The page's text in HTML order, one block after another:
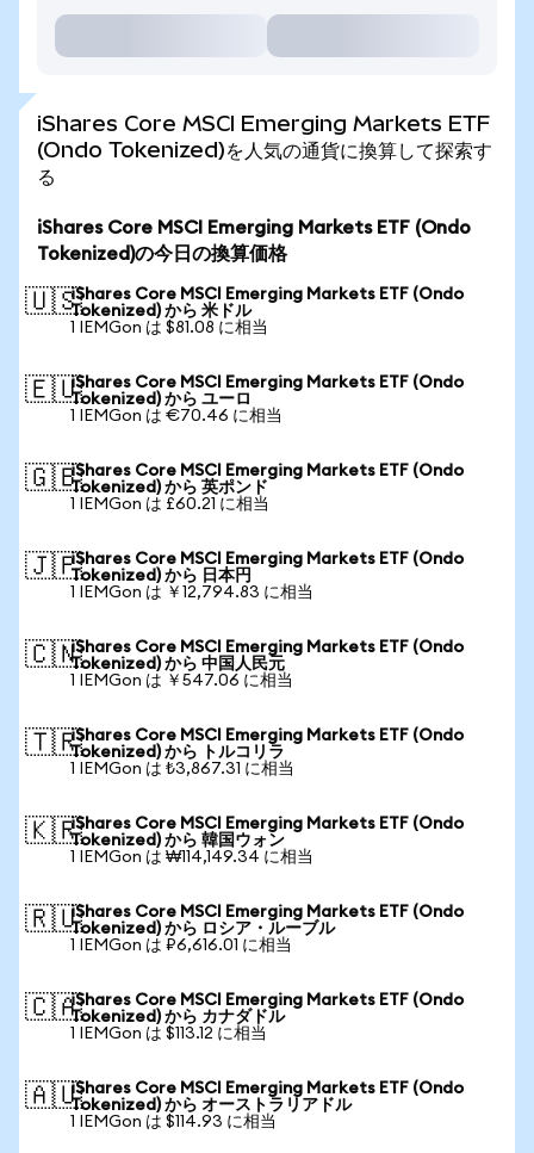
iShares Core MSCI Emerging Markets ETF
(Ondo Tokenized)を人気の通貨に換算して探索す
る
iShares Core MSCI Emerging Markets ETF (Ondo
Tokenized)の今日の換算価格
🇺🇸iShares Core MSCI Emerging Markets ETF (Ondo
Tokenized) から 米ドル
1 IEMGon は $81.08 に相当
🇪🇺iShares Core MSCI Emerging Markets ETF (Ondo
Tokenized) から ユーロ
1 IEMGon は €70.46 に相当
🇬🇧iShares Core MSCI Emerging Markets ETF (Ondo
Tokenized) から 英ポンド
1 IEMGon は £60.21 に相当
🇯🇵iShares Core MSCI Emerging Markets ETF (Ondo
Tokenized) から 日本円
1 IEMGon は ￥12,794.83 に相当
🇨🇳iShares Core MSCI Emerging Markets ETF (Ondo
Tokenized) から 中国人民元
1 IEMGon は ￥547.06 に相当
🇹🇷iShares Core MSCI Emerging Markets ETF (Ondo
Tokenized) から トルコリラ
1 IEMGon は ₺3,867.31 に相当
🇰🇷iShares Core MSCI Emerging Markets ETF (Ondo
Tokenized) から 韓国ウォン
1 IEMGon は ₩114,149.34 に相当
🇷🇺iShares Core MSCI Emerging Markets ETF (Ondo
Tokenized) から ロシア・ルーブル
1 IEMGon は ₽6,616.01 に相当
🇨🇦iShares Core MSCI Emerging Markets ETF (Ondo
Tokenized) から カナダドル
1 IEMGon は $113.12 に相当
🇦🇺iShares Core MSCI Emerging Markets ETF (Ondo
Tokenized) から オーストラリアドル
1 IEMGon は $114.93 に相当